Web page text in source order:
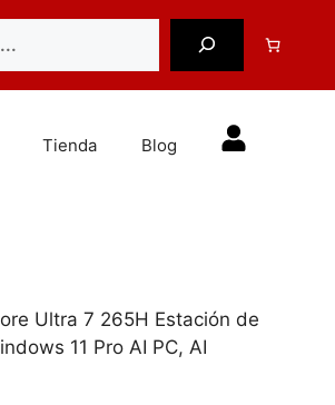
Tienda Blog
Ultra 7 265H Estación de
11 Pro AI PC, AI